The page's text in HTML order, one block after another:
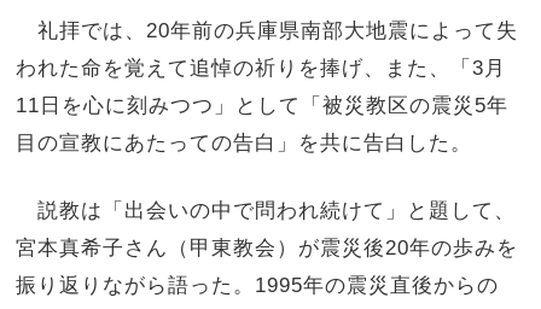
礼拝では、20年前の兵庫県南部大地震によって失
われた命を覚えて追悼の祈りを捧げ、また、「3月
11日を心に刻みつつ」として「被災教区の震災5年
目の宣教にあたっての告白」を共に告白した。
説教は「出会いの中で問われ続けて」と題して、
宮本真希子さん（甲東教会）が震災後20年の歩みを
振り返りながら語った。1995年の震災直後からの